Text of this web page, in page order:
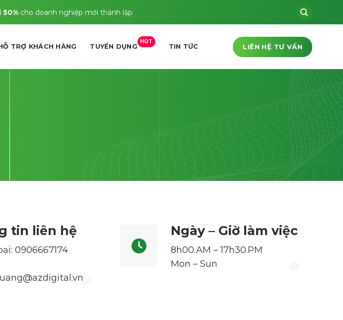
50% cho doanh nghiệp mới thành lập
TRỢ KHÁCH HÀNG TUYỂN DỤNG
HOT
TIN TỨC LIÊN HỆ TƯ VẤN
tin liên hệ
0906667174
Ngày – Giờ làm việc
8h00.AM – 17h30.PM
Mon – Sun